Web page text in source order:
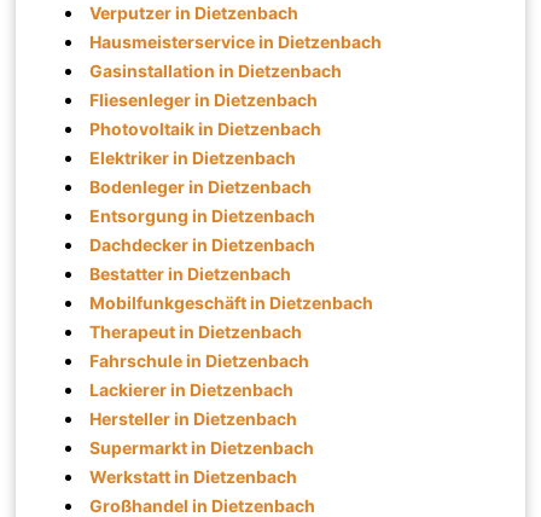
Verputzer in Dietzenbach
Hausmeisterservice in Dietzenbach
Gasinstallation in Dietzenbach
Fliesenleger in Dietzenbach
Photovoltaik in Dietzenbach
Elektriker in Dietzenbach
Bodenleger in Dietzenbach
Entsorgung in Dietzenbach
Dachdecker in Dietzenbach
Bestatter in Dietzenbach
Mobilfunkgeschäft in Dietzenbach
Therapeut in Dietzenbach
Fahrschule in Dietzenbach
Lackierer in Dietzenbach
Hersteller in Dietzenbach
Supermarkt in Dietzenbach
Werkstatt in Dietzenbach
Großhandel in Dietzenbach